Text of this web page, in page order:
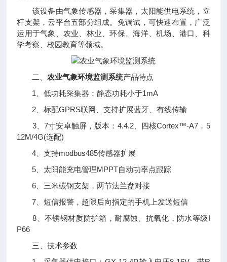
该设备由气象传感器，采集器，太阳能供电系统，立
杆支架，云平台五部分组成。免调试，可快速布置，广泛
运用于气象、农业、林业、环保、海洋、机场、港口、科
学考察、校园教育等领域。
二、农业气象环境监测系统产品特点
1、低功耗采集器：静态功耗小于1mA
2、标配GPRS联网、支持扩展蓝牙、有线传输
3、7寸安卓触屏，版本：4.4.2、四核Cortex™-A7，5
12M/4G(选配)
4、支持modbus485传感器扩展
5、太阳能充电管理MPPT自动功率点跟踪
6、三米碳钢支架，两节法兰盘对接
7、短信报警，超限后向指定的手机上发送短信
8、不锈钢材质防护箱，耐腐蚀、抗氧化，防水等级I
P66
三、技术参数